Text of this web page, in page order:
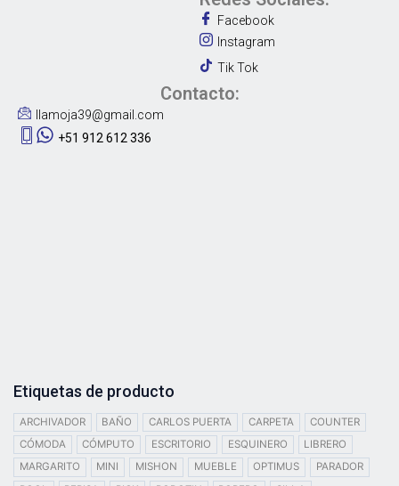
Facebook
Instagram
Tik Tok
Contacto:
llamoja39@gmail.com
+51 912 612 336
Etiquetas de producto
ARCHIVADOR BAÑO CARLOS PUERTA CARPETA
COUNTER
CÓMODA
CÓMPUTO ESCRITORIO ESQUINERO
LIBRERO
MARGARITO
MINI MISHON MUEBLE OPTIMUS
PARADOR